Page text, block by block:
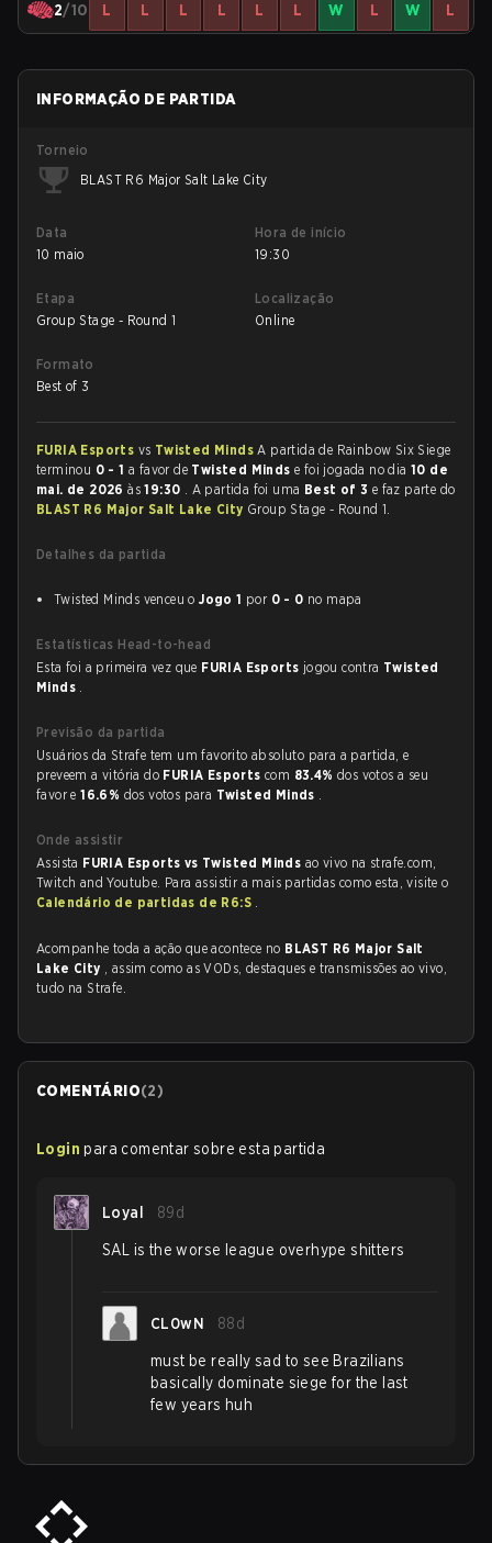
2/10 L L L L L L W L W L
INFORMAÇÃO DE PARTIDA
Torneio
BLAST R6 Major Salt Lake City
Data
10 maio
Hora de início
19:30
Etapa
Group Stage - Round 1
Localização
Online
Formato
Best of 3
FURIA Esports vs Twisted MindsA partida de Rainbow Six Siege
terminou 0 - 1 a favor de Twisted Mindse foi jogada no dia10 de
mai. de 2026às19:30 . A partida foi uma Best of 3 e faz parte do
BLAST R6 Major Salt Lake City Group Stage - Round 1.
Detalhes da partida
Twisted Minds venceu oJogo 1 por 0 - 0 no mapa
Estatísticas Head-to-head
Esta foi a primeira vez que FURIA Esports jogou contra Twisted
Minds .
Previsão da partida
Usuários da Strafe tem um favorito absoluto para a partida, e
preveem a vitória do FURIA Esportscom 83.4%dos votos a seu
favor e16.6% dos votos para Twisted Minds .
Onde assistir
Assista FURIA Esports vs Twisted Minds ao vivo na strafe.com,
Twitch and Youtube. Para assistir a mais partidas como esta, visite o
Calendário de partidas de R6:S .
Acompanhe toda a ação que acontece no BLAST R6 Major Salt
Lake City , assim como as VODs, destaques e transmissões ao vivo,
tudo na Strafe.
COMENTÁRIO(2)
Login para comentar sobre esta partida
Loyal 89d
SAL is the worse league overhype shitters
CL0wN 88d
must be really sad to see Brazilians
basically dominate siege for the last
few years huh